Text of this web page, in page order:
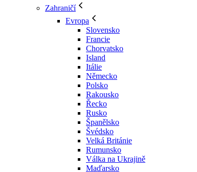
Zahraničí
Evropa
Slovensko
Francie
Chorvatsko
Island
Itálie
Německo
Polsko
Rakousko
Řecko
Rusko
Španělsko
Švédsko
Velká Británie
Rumunsko
Válka na Ukrajině
Maďarsko